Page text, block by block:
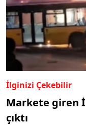
İlginizi Çekebilir
Markete giren
çıktı